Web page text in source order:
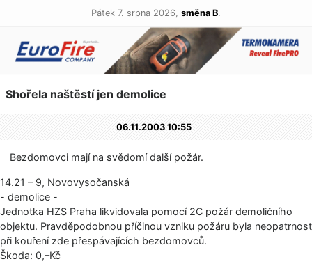
Pátek 7. srpna 2026, směna B.
Shořela naštěstí jen demolice
06.11.2003 10:55
Bezdomovci mají na svědomí další požár.
14.21 – 9, Novovysočanská
- demolice -
Jednotka HZS Praha likvidovala pomocí 2C požár demoličního
objektu. Pravděpodobnou příčinou vzniku požáru byla neopatrnost
při kouření zde přespávajících bezdomovců.
Škoda: 0,–Kč